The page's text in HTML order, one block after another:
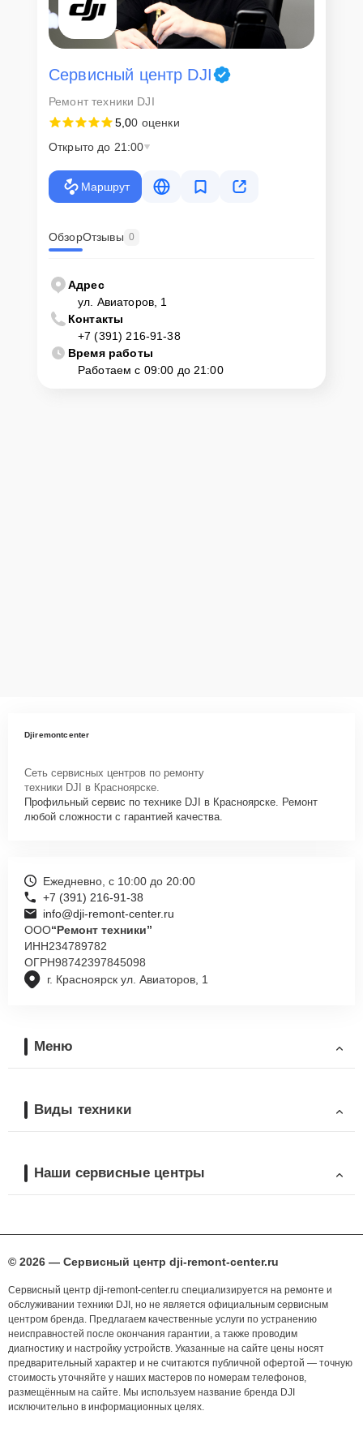
Сервисный центр DJI
Ремонт техники DJI
5,00 оценки
Открыто до 21:00
Маршрут
ОбзорОтзывы 0
Адрес
ул. Авиаторов, 1
Контакты
+7 (391) 216-91-38
Время работы
Работаем с 09:00 до 21:00
Djiremontcenter
Сеть сервисных центров по ремонту
техники DJI в Красноярске.
Профильный сервис по технике DJI в Красноярске. Ремонт
любой сложности с гарантией качества.
г. Красноярск ул. Авиаторов, 1
Ежедневно, с 10:00 до 20:00
+7 (391) 216-91-38
info@dji-remont-center.ru
ООО“Ремонт техники”
ИНН234789782
ОГРН98742397845098
Меню
Виды техники
Наши сервисные центры
© 2026 — Сервисный центр dji-remont-center.ru
Сервисный центр dji-remont-center.ru специализируется на ремонте и
обслуживании техники DJI, но не является официальным сервисным
центром бренда. Предлагаем качественные услуги по устранению
неисправностей после окончания гарантии, а также проводим
диагностику и настройку устройств. Указанные на сайте цены носят
предварительный характер и не считаются публичной офертой — точную
стоимость уточняйте у наших мастеров по номерам телефонов,
размещённым на сайте. Мы используем название бренда DJI
исключительно в информационных целях.